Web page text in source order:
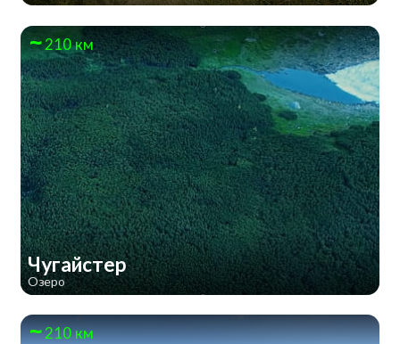
210 км
Чугайстер
Озеро
210 км